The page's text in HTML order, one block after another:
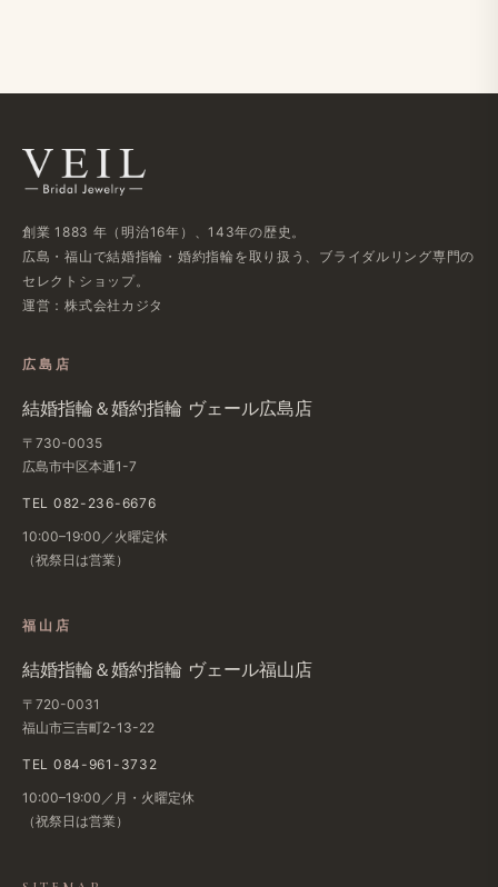
創業 1883 年（明治16年）、143年の歴史。
広島・福山で結婚指輪・婚約指輪を取り扱う、ブライダルリング専門の
セレクトショップ。
運営：株式会社カジタ
広島店
結婚指輪＆婚約指輪 ヴェール広島店
〒730-0035
広島市中区本通1-7
TEL 082-236-6676
10:00–19:00／火曜定休
（祝祭日は営業）
福山店
結婚指輪＆婚約指輪 ヴェール福山店
〒720-0031
福山市三吉町2-13-22
TEL 084-961-3732
10:00–19:00／月・火曜定休
（祝祭日は営業）